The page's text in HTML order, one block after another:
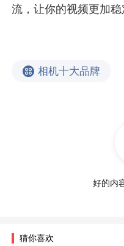
流，让你的视频更加稳
相机十大品牌
好的内
猜你喜欢